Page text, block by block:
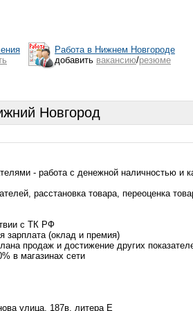
Работа в Нижнем Новгороде
добавить вакансию/резюме
Новгород
- работа с денежной наличностью и
расстановка товара, переоценка
с ТК РФ
зарплата (оклад и премия)
продаж и достижение других
в магазинах сети
улица, 187в, литера Е